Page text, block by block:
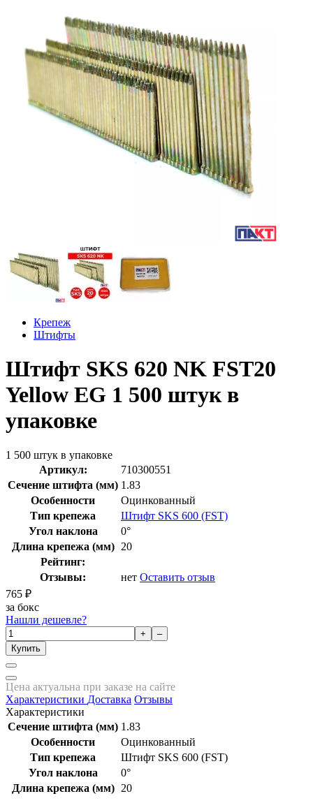
Крепеж
Штифты
Штифт SKS 620 NK FST20
Yellow EG 1 500 штук в
упаковке
1 500 штук в упаковке
Артикул:
710300551
Сечение штифта (мм) 1.83
Особенности
Оцинкованный
Тип крепежа
Штифт SKS 600 (FST)
Угол наклона
0°
Длина крепежа (мм)
20
Рейтинг:
Отзывы:
нет Оставить отзыв
765 ₽
за бокс
Нашли дешевле?
+
–
Купить
Цена актуальна при заказе на сайте
Характеристики Доставка Отзывы
Характеристики
Сечение штифта (мм) 1.83
Особенности
Оцинкованный
Тип крепежа
Штифт SKS 600 (FST)
Угол наклона
0°
Длина крепежа (мм)
20